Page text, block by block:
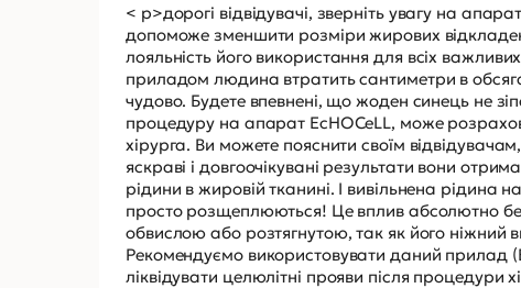
< p>дорогі відвідувачі, зверніть увагу на
допоможе зменшити розміри жирових
лояльність його використання для всіх
приладом людина втратить сантиметри в
чудово. Будете впевнені, що жоден синець не
процедуру на апарат EcHOCeLL, може
хірурга. Ви можете пояснити своїм
яскраві і довгоочікувані результати вони
рідини в жировій тканині. І вивільнена рідина
просто розщеплюються! Це вплив абсолютно
обвислою або розтягнутою, так як його ніжний
Рекомендуємо використовувати даний прилад
ліквідувати целюлітні прояви після процедури